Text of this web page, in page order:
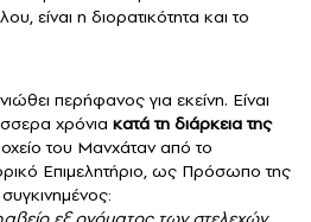
είναι η διορατικότητα και το
περήφανος για εκείνη. Είναι
χρόνια κατά τη διάρκεια της
του Μανχάταν από το
Επιμελητήριο, ως Πρόσωπο της